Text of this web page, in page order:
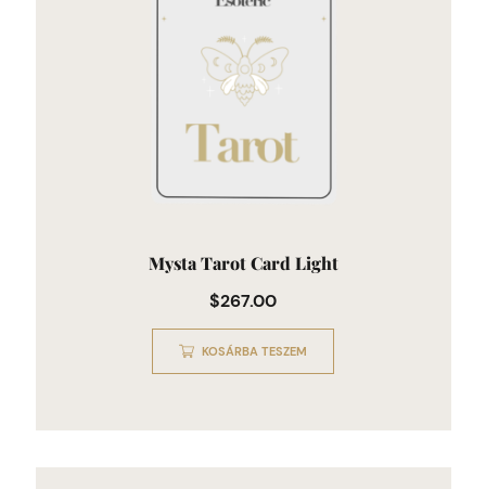
Mysta Tarot Card Light
$267.00
KOSÁRBA TESZEM